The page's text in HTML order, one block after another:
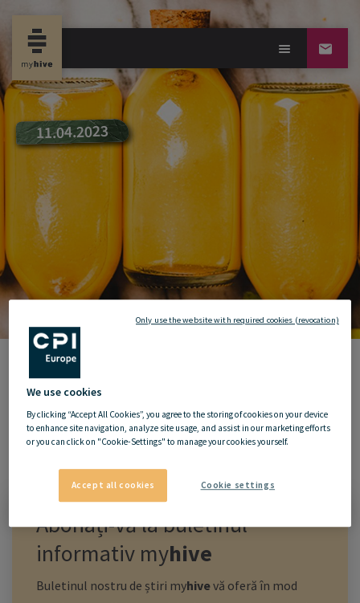
new propertynews-
11.04.2023
Abonați-vă la buletinul
informativ myhive
Buletinul nostru de știri myhivevă oferă în mod
We use cookies
By clicking “Accept All Cookies”, you agree to the storing of cookies on your device
to enhance site navigation, analyze site usage, and assist in our marketing efforts
or you can click on "Cookie-Settings" to manage your cookies yourself.
Accept all cookies Cookie settings
Only use the website with required cookies (revocation)